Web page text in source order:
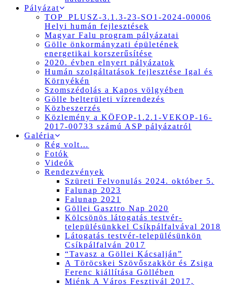
Pályázat
TOP_PLUSZ-3.1.3-23-SO1-2024-00006
Helyi humán fejlesztések
Magyar Falu program pályázatai
Gölle önkormányzati épületének
energetikai korszerűsítése
2020. évben elnyert pályázatok
Humán szolgáltatások fejlesztése Igal és
Környékén
Szomszédolás a Kapos völgyében
Gölle belterületi vízrendezés
Közbeszerzés
Közlemény a KÖFOP-1.2.1-VEKOP-16-
2017-00733 számú ASP pályázatról
Galéria
Rég volt…
Fotók
Videók
Rendezvények
Szüreti Felvonulás 2024. október 5.
Falunap 2023
Falunap 2021
Göllei Gasztro Nap 2020
Kölcsönös látogatás testvér-
településünkkel Csíkpálfalvával 2018
Látogatás testvér-településünkön
Csíkpálfalván 2017
“Tavasz a Göllei Kácsalján”
A Töröcskei Szövőszakkör és Zsiga
Ferenc kiállítása Göllében
Miénk A Város Fesztivál 2017,